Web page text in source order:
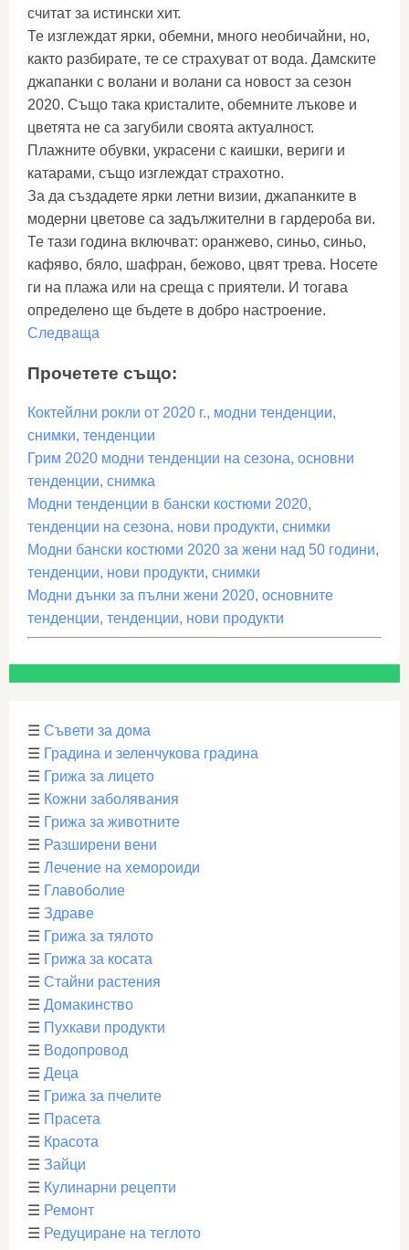
считат за истински хит.
Те изглеждат ярки, обемни, много необичайни, но,
както разбирате, те се страхуват от вода. Дамските
джапанки с волани и волани са новост за сезон
2020. Също така кристалите, обемните лъкове и
цветята не са загубили своята актуалност.
Плажните обувки, украсени с каишки, вериги и
катарами, също изглеждат страхотно.
За да създадете ярки летни визии, джапанките в
модерни цветове са задължителни в гардероба ви.
Те тази година включват: оранжево, синьо, синьо,
кафяво, бяло, шафран, бежово, цвят трева. Носете
ги на плажа или на среща с приятели. И тогава
определено ще бъдете в добро настроение.
Следваща
Прочетете също:
Коктейлни рокли от 2020 г., модни тенденции,
снимки, тенденции
Грим 2020 модни тенденции на сезона, основни
тенденции, снимка
Модни тенденции в бански костюми 2020,
тенденции на сезона, нови продукти, снимки
Модни бански костюми 2020 за жени над 50 години,
тенденции, нови продукти, снимки
Модни дънки за пълни жени 2020, основните
тенденции, тенденции, нови продукти
☰ Съвети за дома
☰ Градина и зеленчукова градина
☰ Грижа за лицето
☰ Кожни заболявания
☰ Грижа за животните
☰ Разширени вени
☰ Лечение на хемороиди
☰ Главоболие
☰ Здраве
☰ Грижа за тялото
☰ Грижа за косата
☰ Стайни растения
☰ Домакинство
☰ Пухкави продукти
☰ Водопровод
☰ Деца
☰ Грижа за пчелите
☰ Прасета
☰ Красота
☰ Зайци
☰ Кулинарни рецепти
☰ Ремонт
☰ Редуциране на теглото